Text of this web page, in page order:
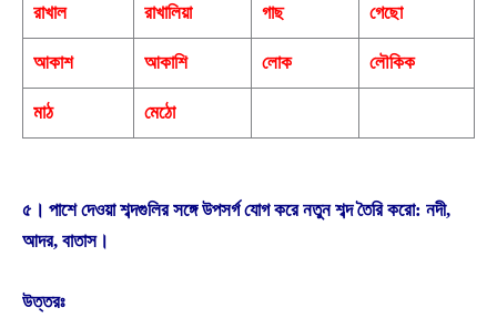
রাখাল রাখালিয়া গাছ গেছাে
আকাশ আকাশি লােক লৌকিক
মাঠ মেঠো
৫। পাশে দেওয়া শব্দগুলির সঙ্গে উপসর্গ যােগ করে নতুন শব্দ তৈরি করাে: নদী,
আদর, বাতাস।
উত্তরঃ